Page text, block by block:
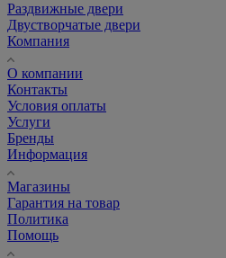
Раздвижные двери
Двустворчатые двери
Компания
О компании
Контакты
Условия оплаты
Услуги
Бренды
Информация
Магазины
Гарантия на товар
Политика
Помощь